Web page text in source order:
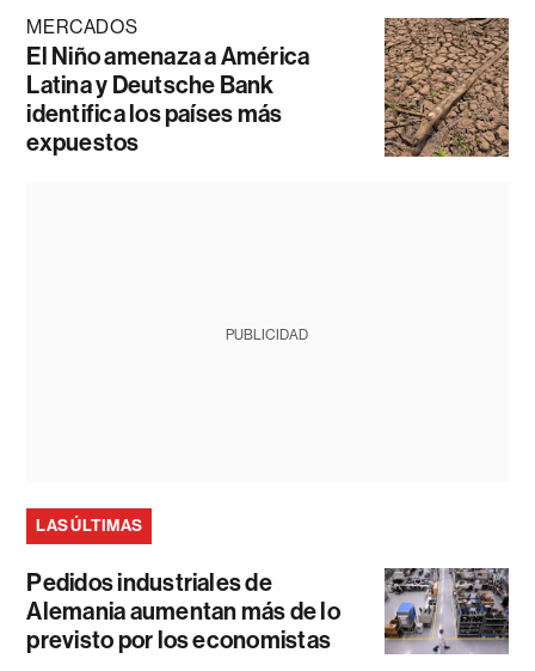
MERCADOS
El Niño amenaza a América
Latina y Deutsche Bank
identifica los países más
expuestos
PUBLICIDAD
LAS ÚLTIMAS
Pedidos industriales de
Alemania aumentan más de lo
previsto por los economistas